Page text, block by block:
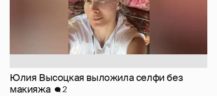
Юлия Высоцкая выложила селфи без
макияжа
2